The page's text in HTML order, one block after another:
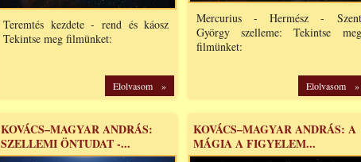
Teremtés kezdete - rend és káosz
Tekintse meg filmünket:
Elolvasom »
Mercurius - Hermész - Szent
György szelleme: Tekintse meg
filmünket:
Elolvasom »
KOVÁCS–MAGYAR ANDRÁS:
SZELLEMI ÖNTUDAT -...
KOVÁCS–MAGYAR ANDRÁS: A
MÁGIA A FIGYELEM...